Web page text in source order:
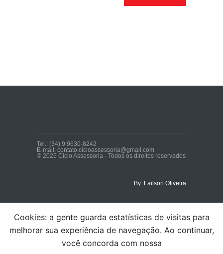
Tel.: (34) 9 9630-8242
E-mail: contato.cicloassessoria@gmail.com
© 2025 Ciclo Assessoria - Todos os direitos reservados
By: Lailson Oliveira
Cookies: a gente guarda estatísticas de visitas para
melhorar sua experiência de navegação. Ao continuar,
você concorda com nossa